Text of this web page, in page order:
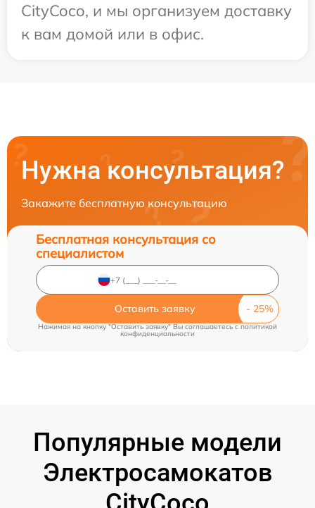
CityCoco, и мы организуем доставку
к вам домой или в офис.
Нужна консультация?
Закажите бесплатную консультацию
Бесплатная консультация со
специалистом
Оставить заявку
Нажимая на кнопку "Оставить заявку" Вы соглашаетесь cполитикой
конфиденциальности
Популярные модели
Электросамокатов